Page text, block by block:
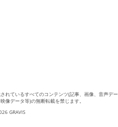
れているすべてのコンテンツ(記事、画像、音声デー
像データ等)の無断転載を禁じます。
GRAVIS